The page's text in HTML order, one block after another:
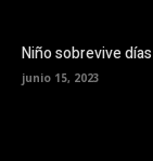
Niño sobrevive
junio 15, 2023